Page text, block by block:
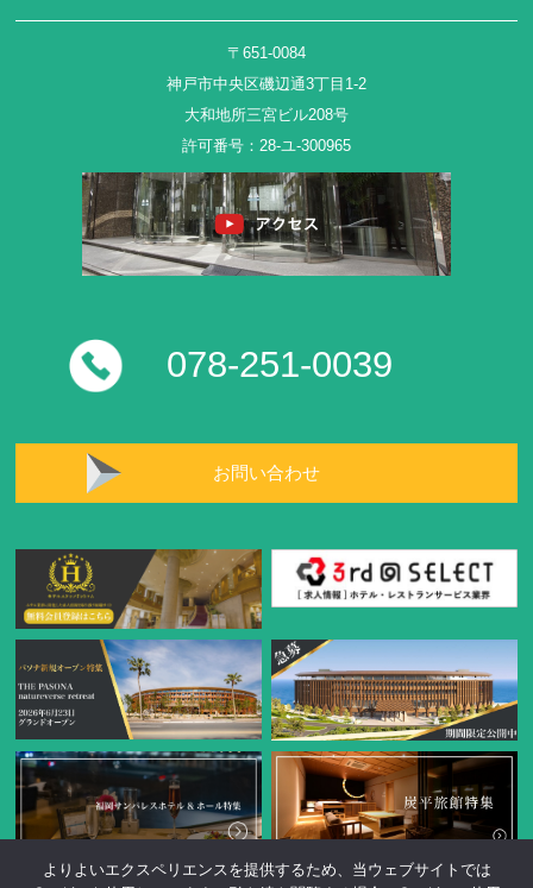
〒651-0084
神戸市中央区磯辺通3丁目1-2
大和地所三宮ビル208号
許可番号：28-ユ-300965
078-251-0039
お問い合わせ
よりよいエクスペリエンスを提供するため、当ウェブサイトでは